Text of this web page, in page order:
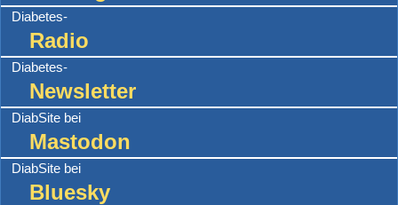
Diabetes-
Radio
Diabetes-
Newsletter
DiabSite bei
Mastodon
DiabSite bei
Bluesky